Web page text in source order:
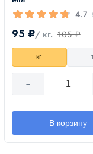
4.7
95 ₽/ кг. 105 ₽
кг.
-
В корзину